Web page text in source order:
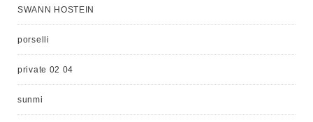
SWANN HOSTEIN
porselli
private 02 04
sunmi